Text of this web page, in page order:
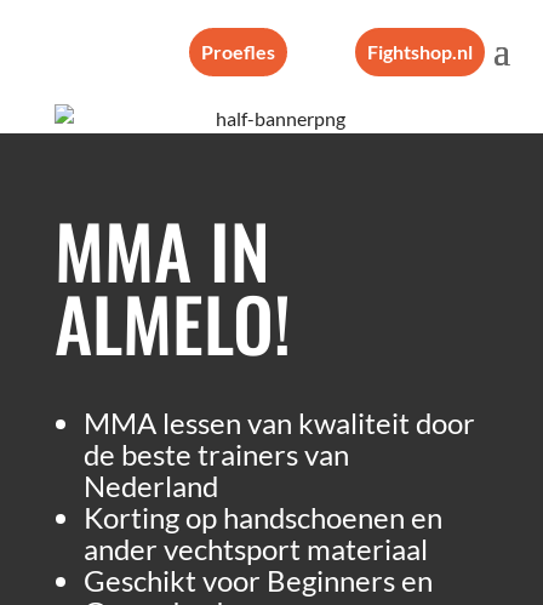
Proefles Fightshop.nl
MMA IN
ALMELO!
MMA lessen van kwaliteit door
de beste trainers van
Nederland
Korting op handschoenen en
ander vechtsport materiaal
Geschikt voor Beginners en